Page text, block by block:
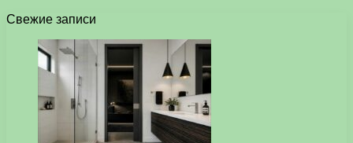
Свежие записи